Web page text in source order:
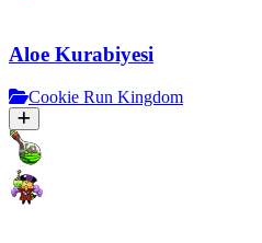
Aloe Kurabiyesi
Cookie Run Kingdom